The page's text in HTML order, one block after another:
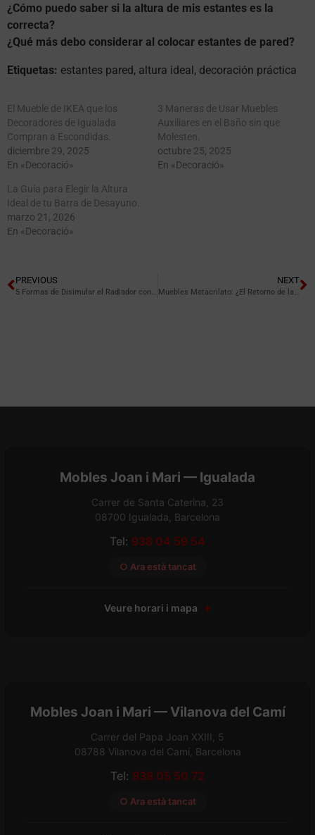
¿Cómo puedo saber si la altura de mis estantes es la
correcta?
¿Qué más debo considerar al colocar estantes de pared?
Etiquetas: estantes pared, altura ideal, decoración práctica
El Mueble de IKEA que los
Decoradores de Igualada
Compran a Escondidas.
diciembre 29, 2025
En «Decoració»
3 Maneras de Usar Muebles
Auxiliares en el Baño sin que
Molesten.
octubre 25, 2025
En «Decoració»
La Guía para Elegir la Altura
Ideal de tu Barra de Desayuno.
marzo 21, 2026
En «Decoració»
PREVIOUS
5 Formas de Disimular el Radiador con Mobiliario Funcional.
NEXT
Muebles Metacrilato: ¿El Retorno de la Tendencia Más Controversial?
Mobles Joan i Mari — Igualada
Carrer de Santa Caterina, 23
08700 Igualada, Barcelona
Tel: 938 04 59 54
○ Ara està tancat
Veure horari i mapa
Mobles Joan i Mari — Vilanova del Camí
Carrer del Papa Joan XXIII, 5
08788 Vilanova del Camí, Barcelona
Tel: 938 05 50 72
○ Ara està tancat